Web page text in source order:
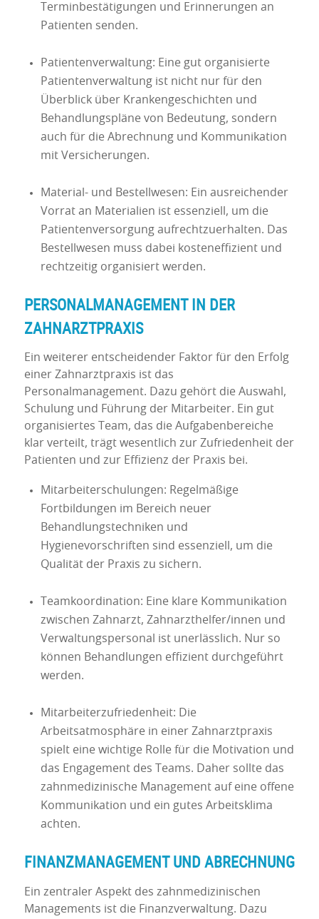
Terminbestätigungen und Erinnerungen an
Patienten senden.
Patientenverwaltung: Eine gut organisierte
Patientenverwaltung ist nicht nur für den
Überblick über Krankengeschichten und
Behandlungspläne von Bedeutung, sondern
auch für die Abrechnung und Kommunikation
mit Versicherungen.
Material- und Bestellwesen: Ein ausreichender
Vorrat an Materialien ist essenziell, um die
Patientenversorgung aufrechtzuerhalten. Das
Bestellwesen muss dabei kosteneffizient und
rechtzeitig organisiert werden.
PERSONALMANAGEMENT IN DER
ZAHNARZTPRAXIS
Ein weiterer entscheidender Faktor für den Erfolg
einer Zahnarztpraxis ist das
Personalmanagement. Dazu gehört die Auswahl,
Schulung und Führung der Mitarbeiter. Ein gut
organisiertes Team, das die Aufgabenbereiche
klar verteilt, trägt wesentlich zur Zufriedenheit der
Patienten und zur Effizienz der Praxis bei.
Mitarbeiterschulungen: Regelmäßige
Fortbildungen im Bereich neuer
Behandlungstechniken und
Hygienevorschriften sind essenziell, um die
Qualität der Praxis zu sichern.
Teamkoordination: Eine klare Kommunikation
zwischen Zahnarzt, Zahnarzthelfer/innen und
Verwaltungspersonal ist unerlässlich. Nur so
können Behandlungen effizient durchgeführt
werden.
Mitarbeiterzufriedenheit: Die
Arbeitsatmosphäre in einer Zahnarztpraxis
spielt eine wichtige Rolle für die Motivation und
das Engagement des Teams. Daher sollte das
zahnmedizinische Management auf eine offene
Kommunikation und ein gutes Arbeitsklima
achten.
FINANZMANAGEMENT UND ABRECHNUNG
Ein zentraler Aspekt des zahnmedizinischen
Managements ist die Finanzverwaltung. Dazu